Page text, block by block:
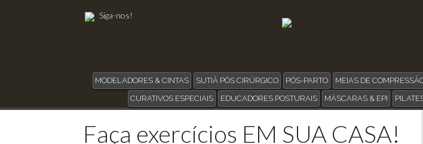
Siga-nos!
MODELADORES & CINTAS SUTIÃ PÓS CIRÚRGICO PÓS-PARTO MEIAS DE
CURATIVOS ESPECIAIS
EDUCADORES POSTURAIS MÁSCARAS & EPI